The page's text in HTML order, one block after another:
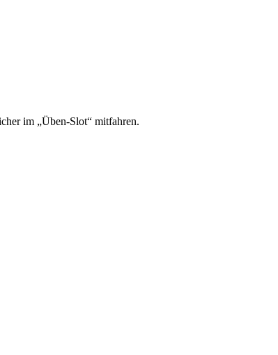
im „Üben-Slot“ mitfahren.